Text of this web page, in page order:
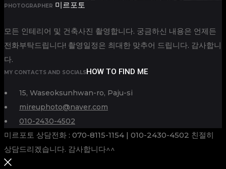
PHOTOGRAPHER 미르포토
모든 인테리어 및 건축사진 촬영합니다. 궁금하신 내용은 언제든
전화부탁드립니다! 촬영일정은 최대한 맞추어 드립니다. 감사합니
다.
MY CONTACTS AND SOCIALSHOW TO FIND ME
15, Waseoksunhwan-ro, Paju-si
mireuphoto@naver.com
010-2430-4502
미르포토 상담전화 : 070-8115-1154 | 010-2430-4502 친절히
상담드리겠습니다. 감사합니다^^